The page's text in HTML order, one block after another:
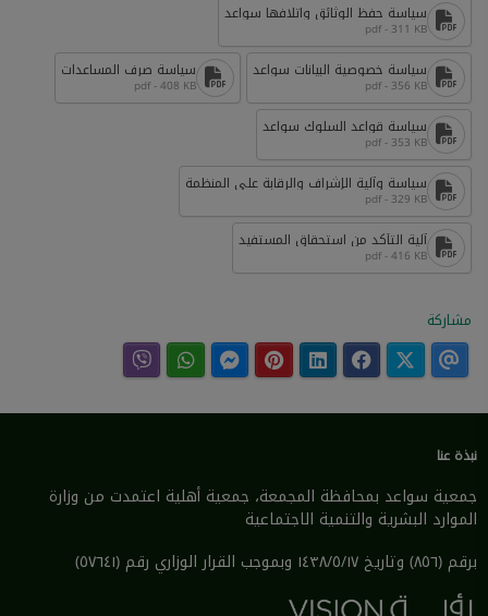
سياسة حفظ الوثائق واتلافها سواعد
pdf - 311 KB
سياسة خصوصية البيانات سواعد
pdf - 356 KB
سياسة صرف المساعدات
pdf - 408 KB
سياسة قواعد السلوك سواعد
pdf - 353 KB
سياسة وآلية الإشراف والرقابة على المنظمة
pdf - 329 KB
آلية التأكد من استحقاق المستفيد
pdf - 416 KB
مشاركة
نبذة عنا
جمعية سواعد بمحافظة المجمعة، جمعية أهلية اعتمدت من وزارة
الموارد البشرية والتنمية الاجتماعية
برقم (٨٥٦) وتاريخ ١٤٣٨/٥/١٧ وبموجب القرار الوزاري رقم (٥٧٦٤١)